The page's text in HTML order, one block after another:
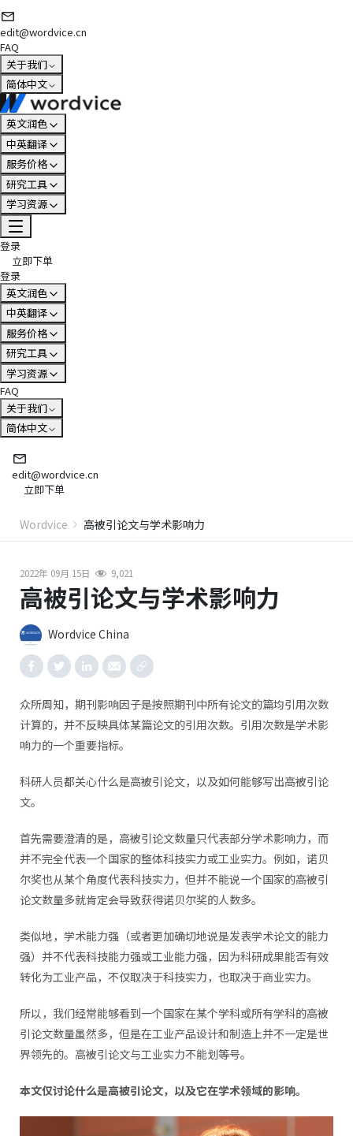
edit@wordvice.cn
FAQ
关于我们
简体中文
英文润色
中英翻译
服务价格
研究工具
学习资源
登录
立即下单
登录
英文润色
中英翻译
服务价格
研究工具
学习资源
FAQ
关于我们
简体中文
edit@wordvice.cn
立即下单
Wordvice 高被引论文与学术影响力
2022年 09月 15日 9,021
高被引论文与学术影响力
Wordvice China
众所周知，期刊影响因子是按照期刊中所有论文的篇均引用次数
计算的，并不反映具体某篇论文的引用次数。引用次数是学术影
响力的一个重要指标。
科研人员都关心什么是高被引论文，以及如何能够写出高被引论
文。
首先需要澄清的是，高被引论文数量只代表部分学术影响力，而
并不完全代表一个国家的整体科技实力或工业实力。例如，诺贝
尔奖也从某个角度代表科技实力，但并不能说一个国家的高被引
论文数量多就肯定会导致获得诺贝尔奖的人数多。
类似地，学术能力强（或者更加确切地说是发表学术论文的能力
强）并不代表科技能力强或工业能力强，因为科研成果能否有效
转化为工业产品，不仅取决于科技实力，也取决于商业实力。
所以，我们经常能够看到一个国家在某个学科或所有学科的高被
引论文数量虽然多，但是在工业产品设计和制造上并不一定是世
界领先的。高被引论文与工业实力不能划等号。
本文仅讨论什么是高被引论文，以及它在学术领域的影响。